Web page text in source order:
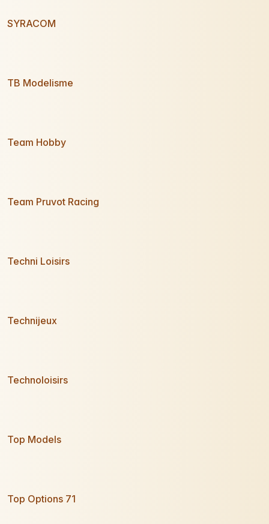
SYRACOM
TB Modelisme
Team Hobby
Team Pruvot Racing
Techni Loisirs
Technijeux
Technoloisirs
Top Models
Top Options 71